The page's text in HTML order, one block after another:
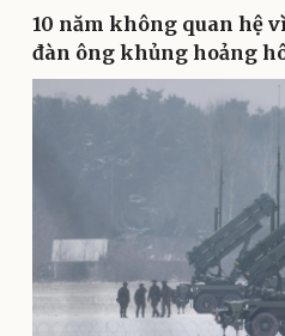
Pháp luật
Vụ án
Tư vấn luật
10 năm không quan hệ
đàn ông khủng hoảng